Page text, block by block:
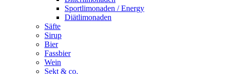
Sportlimonaden / Energy
Diätlimonaden
Säfte
Sirup
Bier
Fassbier
Wein
Sekt & co.